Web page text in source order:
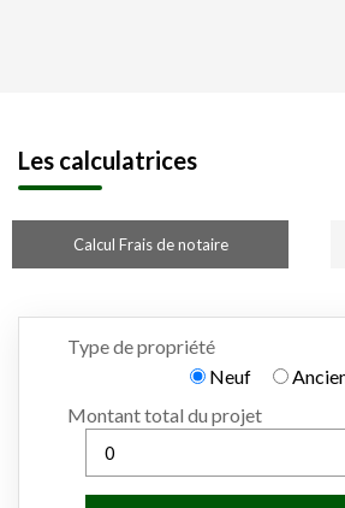
Les calculatrices
Calcul Frais de notaire